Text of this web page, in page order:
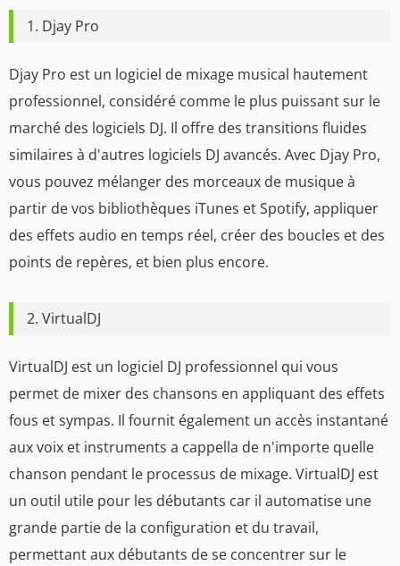
1. Djay Pro
Djay Pro est un logiciel de mixage musical hautement
professionnel, considéré comme le plus puissant sur le
marché des logiciels DJ. Il offre des transitions fluides
similaires à d'autres logiciels DJ avancés. Avec Djay Pro,
vous pouvez mélanger des morceaux de musique à
partir de vos bibliothèques iTunes et Spotify, appliquer
des effets audio en temps réel, créer des boucles et des
points de repères, et bien plus encore.
2. VirtualDJ
VirtualDJ est un logiciel DJ professionnel qui vous
permet de mixer des chansons en appliquant des effets
fous et sympas. Il fournit également un accès instantané
aux voix et instruments a cappella de n'importe quelle
chanson pendant le processus de mixage. VirtualDJ est
un outil utile pour les débutants car il automatise une
grande partie de la configuration et du travail,
permettant aux débutants de se concentrer sur le